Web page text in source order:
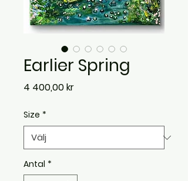
Earlier Spring
4 400,00 krPris
Size *
Antal *